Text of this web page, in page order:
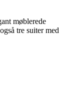
møblerede
tre suiter med